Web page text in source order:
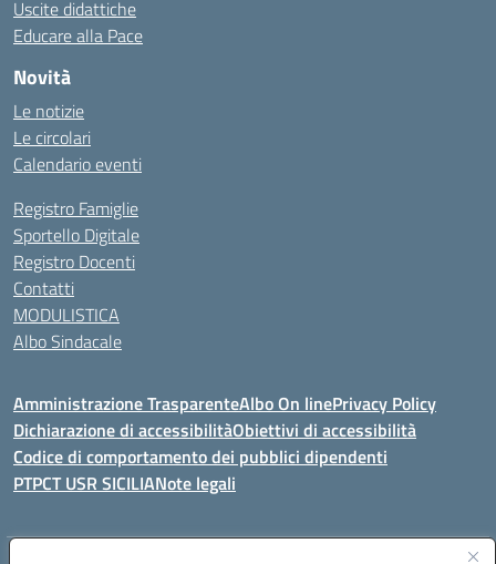
Uscite didattiche
Educare alla Pace
Novità
Le notizie
Le circolari
Calendario eventi
Registro Famiglie
Sportello Digitale
Registro Docenti
Contatti
MODULISTICA
Albo Sindacale
Amministrazione TrasparenteAlbo On linePrivacy Policy
Dichiarazione di accessibilitàObiettivi di accessibilità
Codice di comportamento dei pubblici dipendenti
PTPCT USR SICILIANote legali